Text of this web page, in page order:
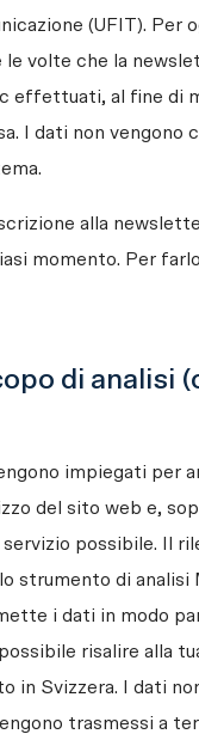
(UFIT). Per
le volte che la
effettuati, al fine di
I dati non vengono
alla
momento. Per
di analisi
impiegati per
del sito web e,
possibile. Il
strumento di analisi
i dati in modo
risalire alla
in Svizzera. I dati
trasmessi a